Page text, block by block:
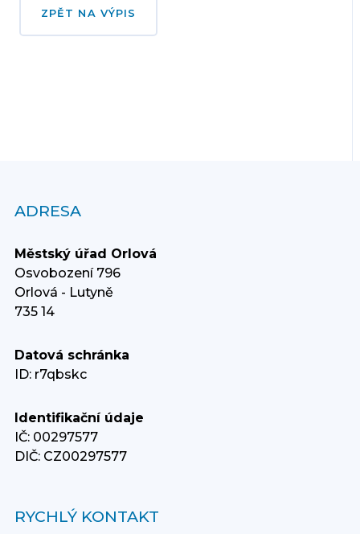
ZPĚT NA VÝPIS
ADRESA
Městský úřad Orlová
Osvobození 796
Orlová - Lutyně
735 14
Datová schránka
ID: r7qbskc
Identifikační údaje
IČ: 00297577
DIČ: CZ00297577
RYCHLÝ KONTAKT